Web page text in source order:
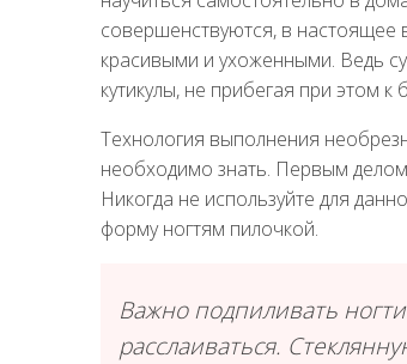
совершенствуются, в настоящее
красивыми и ухоженными. Ведь
кутикулы, не прибегая при этом
Технология выполнения
необходимо знать. Первым
Никогда не используйте для
форму ногтям пилочкой.
Важно подпиливать
расслаиваться.